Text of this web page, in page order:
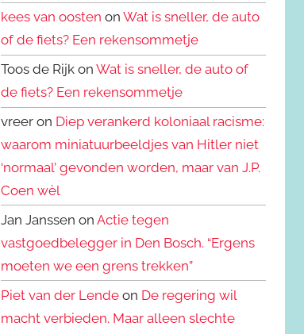
kees van oosten onWat is sneller, de auto
of de fiets? Een rekensommetje
Toos de Rijk onWat is sneller, de auto of
de fiets? Een rekensommetje
vreer on Diep verankerd koloniaal racisme:
waarom miniatuurbeeldjes van Hitler niet
‘normaal’ gevonden worden, maar van J.P.
Coen wèl
Jan Janssen onActie tegen
vastgoedbelegger in Den Bosch. “Ergens
moeten we een grens trekken”
Piet van der Lende on De regering wil
macht verbieden. Maar alleen slechte